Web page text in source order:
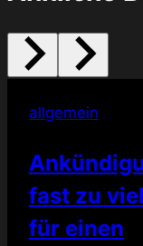
allgemein
fast zu viel
für einen